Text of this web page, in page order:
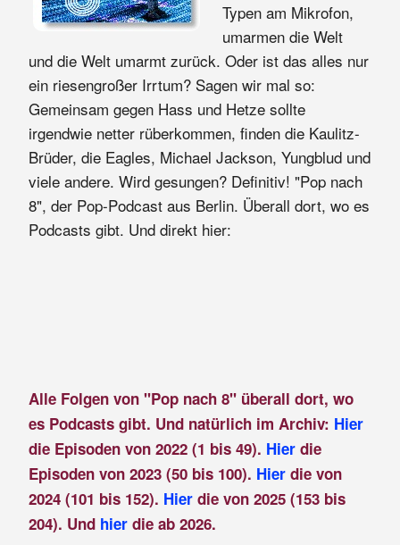
Typen am Mikrofon,
umarmen die Welt
und die Welt umarmt zurück. Oder ist das alles nur
ein riesengroßer Irrtum? Sagen wir mal so:
Gemeinsam gegen Hass und Hetze sollte
irgendwie netter rüberkommen, finden die Kaulitz-
Brüder, die Eagles, Michael Jackson, Yungblud und
viele andere. Wird gesungen? Definitiv! "Pop nach
8", der Pop-Podcast aus Berlin. Überall dort, wo es
Podcasts gibt. Und direkt hier:
Alle Folgen von "Pop nach 8" überall dort, wo
es Podcasts gibt. Und natürlich im Archiv: Hier
die Episoden von 2022 (1 bis 49). Hierdie
Episoden von 2023 (50 bis 100). Hier die von
2024 (101 bis 152). Hier die von 2025 (153 bis
204). Und hier die ab 2026.